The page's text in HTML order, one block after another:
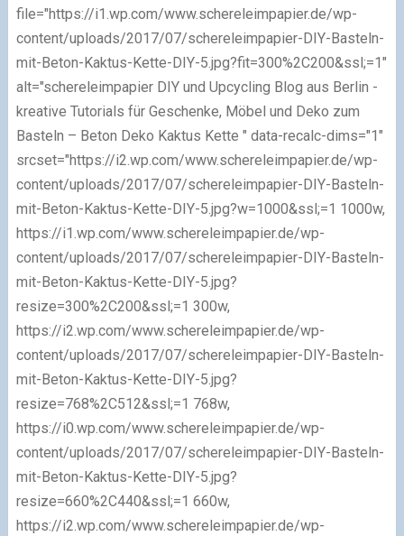
file="https://i1.wp.com/www.schereleimpapier.de/wp-
content/uploads/2017/07/schereleimpapier-DIY-Basteln-
mit-Beton-Kaktus-Kette-DIY-5.jpg?fit=300%2C200&ssl;=1"
alt="schereleimpapier DIY und Upcycling Blog aus Berlin -
kreative Tutorials für Geschenke, Möbel und Deko zum
Basteln – Beton Deko Kaktus Kette " data-recalc-dims="1"
srcset="https://i2.wp.com/www.schereleimpapier.de/wp-
content/uploads/2017/07/schereleimpapier-DIY-Basteln-
mit-Beton-Kaktus-Kette-DIY-5.jpg?w=1000&ssl;=1 1000w,
https://i1.wp.com/www.schereleimpapier.de/wp-
content/uploads/2017/07/schereleimpapier-DIY-Basteln-
mit-Beton-Kaktus-Kette-DIY-5.jpg?
resize=300%2C200&ssl;=1 300w,
https://i2.wp.com/www.schereleimpapier.de/wp-
content/uploads/2017/07/schereleimpapier-DIY-Basteln-
mit-Beton-Kaktus-Kette-DIY-5.jpg?
resize=768%2C512&ssl;=1 768w,
https://i0.wp.com/www.schereleimpapier.de/wp-
content/uploads/2017/07/schereleimpapier-DIY-Basteln-
mit-Beton-Kaktus-Kette-DIY-5.jpg?
resize=660%2C440&ssl;=1 660w,
https://i2.wp.com/www.schereleimpapier.de/wp-